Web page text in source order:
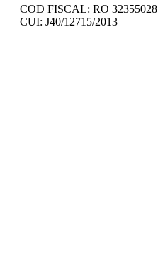
COD FISCAL: RO 32355028
CUI: J40/12715/2013